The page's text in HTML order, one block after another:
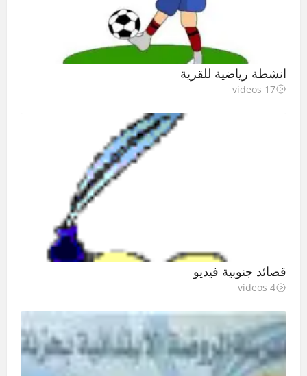
انشطة رياضية للقرية
17 videos
قصائد جنوبية فيديو
4 videos